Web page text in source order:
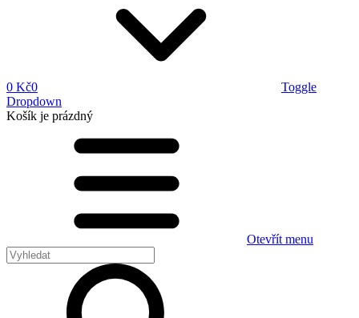
0 Kč0
Toggle
Dropdown
Košík je prázdný
Otevřít menu